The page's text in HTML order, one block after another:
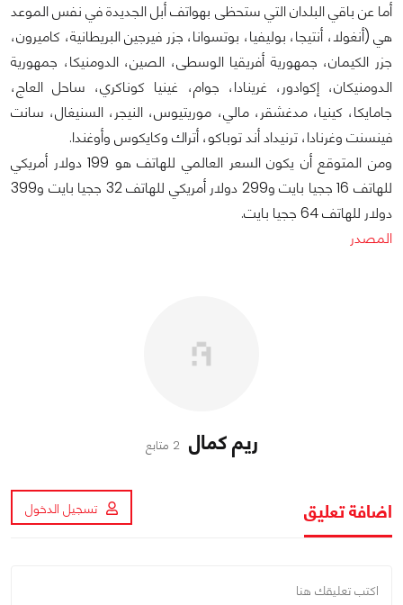
أما عن باقي البلدان التي ستحظى بهواتف أبل الجديدة في نفس الموعد
هي (أنغولا، أنتيجا، بوليفيا، بوتسوانا، جزر فيرجين البريطانية، كاميرون،
جزر الكيمان، جمهورية أفريقيا الوسطى، الصين، الدومنيكا، جمهورية
الدومنيكان، إكوادور، غرينادا، جوام، غينيا كوناكري، ساحل العاج،
جامايكا، كينيا، مدغشقر، مالي، موريتيوس، النيجر، السنيغال، سانت
فينسنت وغرنادا، ترنيداد أند توباكو، أتراك وكايكوس وأوغندا.
ومن المتوقع أن يكون السعر العالمي للهاتف هو 199 دولار أمريكي
للهاتف 16 ججيا بايت و299 دولار أمريكي للهاتف 32 ججيا بايت و399
دولار للهاتف 64 ججيا بايت.
المصدر
ريم كمال 2 متابع
اضافة تعليق تسجيل الدخول